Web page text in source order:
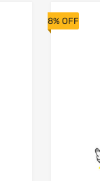
8% OFF